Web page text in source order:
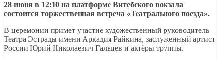
28 июня в 12:10 на платформе Витебского вокзала
состоится торжественная встреча «Театрального поезда».
В церемонии примет участие художественный руководитель
Театра Эстрады имени Аркадия Райкина, заслуженный артист
России Юрий Николаевич Гальцев и актёры труппы.